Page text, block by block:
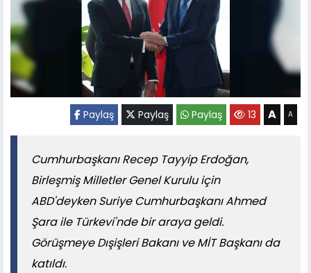
Paylaş Paylaş Paylaş 13 A A
Cumhurbaşkanı Recep Tayyip Erdoğan,
Birleşmiş Milletler Genel Kurulu için
ABD'deyken Suriye Cumhurbaşkanı Ahmed
Şara ile Türkevi'nde bir araya geldi.
Görüşmeye Dışişleri Bakanı ve MİT Başkanı da
katıldı.